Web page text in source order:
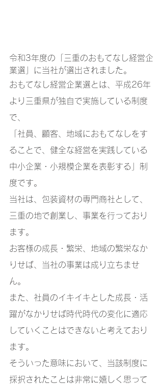
令和3年度の「三重のおもてなし経営企
業選」に当社が選出されました。
おもてなし経営企業選とは、平成26年
より三重県が独自で実施している制度
で、
「社員、顧客、地域におもてなしをす
ることで、健全な経営を実践している
中小企業・小規模企業を表彰する」制
度です。
当社は、包装資材の専門商社として、
三重の地で創業し、事業を行っており
ます。
お客様の成長・繁栄、地域の繁栄なか
りせば、当社の事業は成り立ちませ
ん。
また、社員のイキイキとした成長・活
躍がなかりせば時代時代の変化に適応
していくことはできないと考えており
ます。
そういった意味において、当該制度に
採択されたことは非常に嬉しく思って